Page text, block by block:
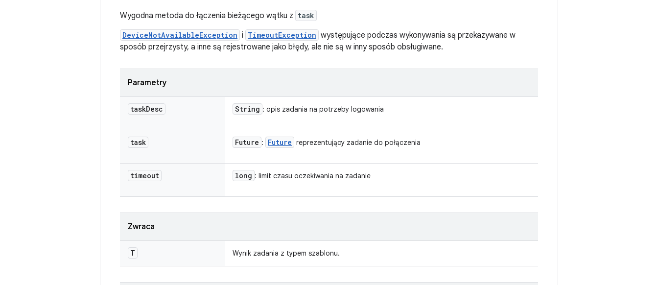
Wygodna metoda do łączenia bieżącego wątku z task
DeviceNotAvailableException i TimeoutException występujące podczas wykonywania są przekazywane w
sposób przejrzysty, a inne są rejestrowane jako błędy, ale nie są w inny sposób obsługiwane.
Parametry
taskDesc String : opis zadania na potrzeby logowania
task Future : Future reprezentujący zadanie do połączenia
timeout long : limit czasu oczekiwania na zadanie
Zwraca
T Wynik zadania z typem szablonu.